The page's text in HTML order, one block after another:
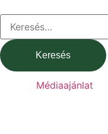
Médiaajánlat